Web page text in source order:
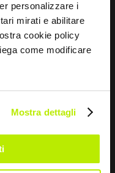
personalizzare i
mirati e abilitare
cookie policy
come modificare
Mostra dettagli
DESCOBRIR